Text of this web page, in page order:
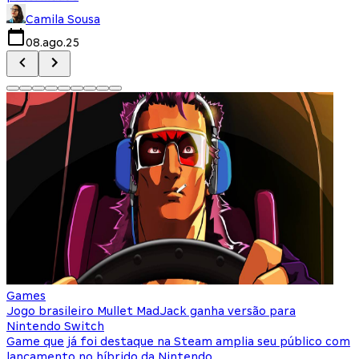
Camila Sousa
08.ago.25
Games
Jogo brasileiro Mullet MadJack ganha versão para
Nintendo Switch
Game que já foi destaque na Steam amplia seu público com